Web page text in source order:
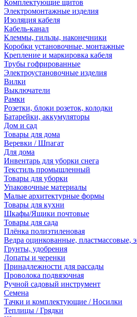
Комплектующие щитов
Электромонтажные изделия
Изоляция кабеля
Кабель-канал
Клеммы, гильзы, наконечники
Коробки установочные, монтажные
Крепление и маркировка кабеля
Трубы гофрированные
Электроустановочные изделия
Вилки
Выключатели
Рамки
Розетки, блоки розеток, колодки
Батарейки, аккумуляторы
Дом и сад
Товары для дома
Веревки / Шпагат
Для дома
Инвентарь для уборки снега
Текстиль промышленный
Товары для уборки
Упаковочные материалы
Малые архитектурные формы
Товары для кухни
Шкафы/Ящики почтовые
Товары для сада
Плёнка полиэтиленовая
Ведра оцинкованные, пластмассовые,
Грунты, удобрения
Лопаты и черенки
Принадлежности для рассады
Проволока подвязочная
Ручной садовый инструмент
Семена
Тачки и комплектующие / Носилки
Теплицы / Грядки